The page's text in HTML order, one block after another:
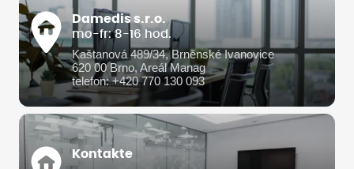
Damedis s.r.o.
mo-fr: 8-16 hod.
Kaštanová 489/34, Brněnské Ivanovice
620 00 Brno, Areál Manag
telefon: +420 770 130 093
Kontakte